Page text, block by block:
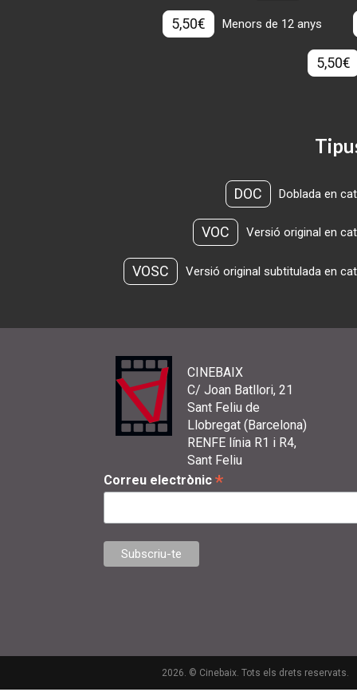
5,50€ Menors de 12 anys
5,50€
DOC Doblada en
VOC Versió original en
VOSC Versió original subtitulada en
CINEBAIX
C/ Joan Batllori, 21
Sant Feliu de
Llobregat (Barcelona)
RENFE línia R1 i R4,
Sant Feliu
Correu electrònic *
2026. © Cinebaix. Tots els drets reservats.